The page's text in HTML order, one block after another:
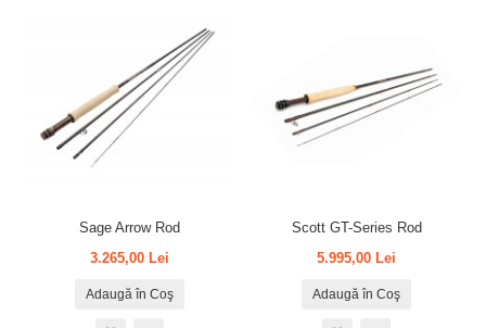
Sage Arrow Rod
3.265,00 Lei
Adaugă în Coş
Scott GT-Series Rod
5.995,00 Lei
Adaugă în Coş